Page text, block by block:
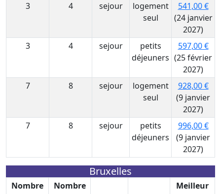
3
4 sejour
logement
seul
541,00 €
(24 janvier
2027)
3
4 sejour
petits
déjeuners
597,00 €
(25 février
2027)
7
8 sejour
logement
seul
928,00 €
(9 janvier
2027)
7
8 sejour
petits
déjeuners
996,00 €
(9 janvier
2027)
Bruxelles
Nombre
Nombre
Meilleur